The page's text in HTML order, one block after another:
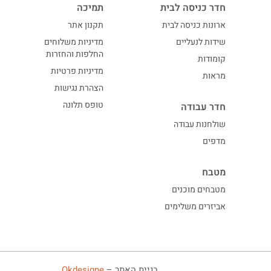
חדר כניסה לבית
ארונות כניסה לבית
שידות לנעליים
קומודות
מראות
חדר עבודה
שולחנות עבודה
מדפים
מטבח
מטבחים מוכנים
אביזרים משלימים
תמיכה
תקנון אתר
מדיניות משלוחים
החלפות והחזרות
מדיניות פרטיות
הצהרת נגישות
טופס תלונה